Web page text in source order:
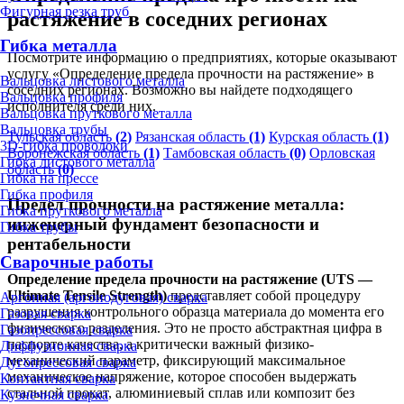
Фигурная резка труб
Гибка металла
Вальцовка листового металла
Вальцовка профиля
Вальцовка пруткового металла
Вальцовка трубы
3D-гибка проволоки
Гибка листового металла
Гибка на прессе
Гибка профиля
Гибка пруткового металла
Гибка трубы
Сварочные работы
Аргонная (аргонодуговая) сварка
Газовая сварка
Газопрессовая сварка
Диффузионная сварка
Дугопрессовая сварка
Контактная сварка
Кузнечная сварка
растяжение в соседних регионах
Посмотрите информацию о предприятиях, которые оказывают
услугу «Определение предела прочности на растяжение» в
соседних регионах. Возможно вы найдете подходящего
исполнителя среди них.
Тульская область (2) Рязанская область (1) Курская область (1)
Воронежская область (1) Тамбовская область (0) Орловская
область(0)
Предел прочности на растяжение металла:
инженерный фундамент безопасности и
рентабельности
Определение предела прочности на растяжение (UTS —
Ultimate Tensile Strength)представляет собой процедуру
разрушения контрольного образца материала до момента его
физического разделения. Это не просто абстрактная цифра в
паспорте качества, а критически важный физико-
механический параметр, фиксирующий максимальное
механическое напряжение, которое способен выдержать
стальной прокат, алюминиевый сплав или композит без